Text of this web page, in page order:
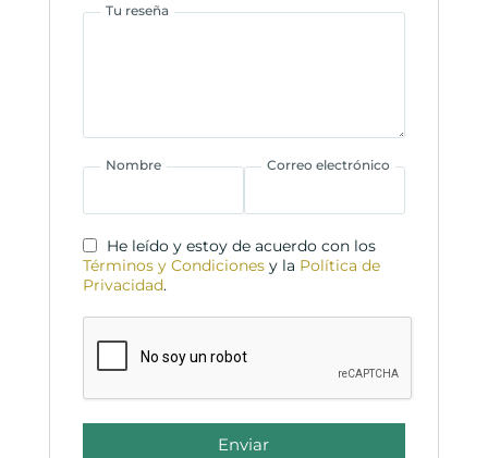
Tu reseña
Nombre Correo electrónico
He leído y estoy de acuerdo con los
Términos y Condicionesy la Política de
Privacidad.
Enviar